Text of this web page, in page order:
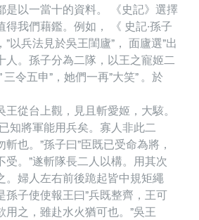
是以一當十的資料。 《史記》選擇
得我們藉鑑。例如， 《 史記·孫子
以兵法見於吳王閨廬”， 面廬選”出
人。孫子分為二隊，以王之寵姬二
三令五申”，她們一再”大笑” 。於
王從台上觀，見且斬愛姬，大駭。
知將軍能用兵矣。寡人非此二
也。”孫子曰”臣既已受命為將，
受。”遂斬隊長二人以構。用其次
。婦人左右前後跪起皆中規矩繩
孫子使使報王曰”兵既整齊，王可
用之，雖赴水火猶可也。”吳王